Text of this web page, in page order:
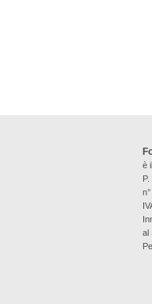
è
al